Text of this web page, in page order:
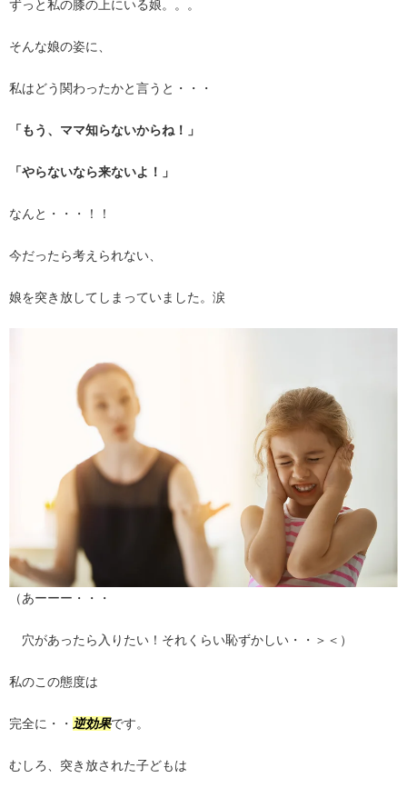
ずっと私の膝の上にいる娘。。。
そんな娘の姿に、
私はどう関わったかと言うと・・・
「もう、ママ知らないからね！」
「やらないなら来ないよ！」
なんと・・・！！
今だったら考えられない、
娘を突き放してしまっていました。涙
（あーーー・・・
穴があったら入りたい！それくらい恥ずかしい・・＞＜）
私のこの態度は
完全に・・ 逆効果です。
むしろ、突き放された子どもは